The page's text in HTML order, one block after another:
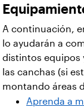
A continuación,
lo ayudarán a
distintos equipos
las canchas (si
montando áreas
Aprenda a